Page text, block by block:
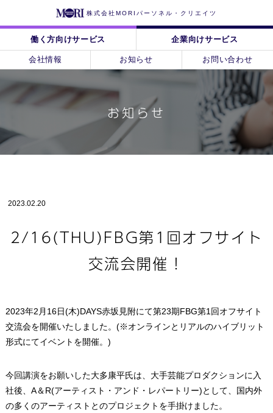
株式会社MORIパーソネル・クリエイツ
働く方向けサービス 企業向けサービス
会社情報 お知らせ お問い合わせ
お知らせ
2023.02.20
2/16(THU)FBG第1回オフサイト
交流会開催！
2023年2月16日(木)DAYS赤坂見附にて第23期FBG第1回オフサイト
交流会を開催いたしました。(※オンラインとリアルのハイブリット
形式にてイベントを開催。)
今回講演をお願いした大多康平氏は、大手芸能プロダクションに入
社後、A＆R(アーティスト・アンド・レパートリー)として、国内外
の多くのアーティストとのプロジェクトを手掛けました。